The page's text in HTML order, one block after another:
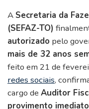
A Secretaria da
(SEFAZ-TO)
autorizado pelo
mais de 32 anos
feito em 21 de
redes sociais,
cargo de Auditor
provimento imediato